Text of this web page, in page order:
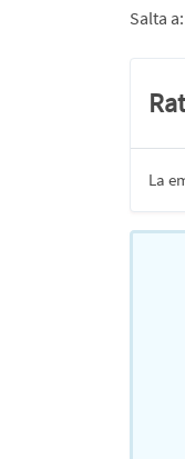
Salta a:
La